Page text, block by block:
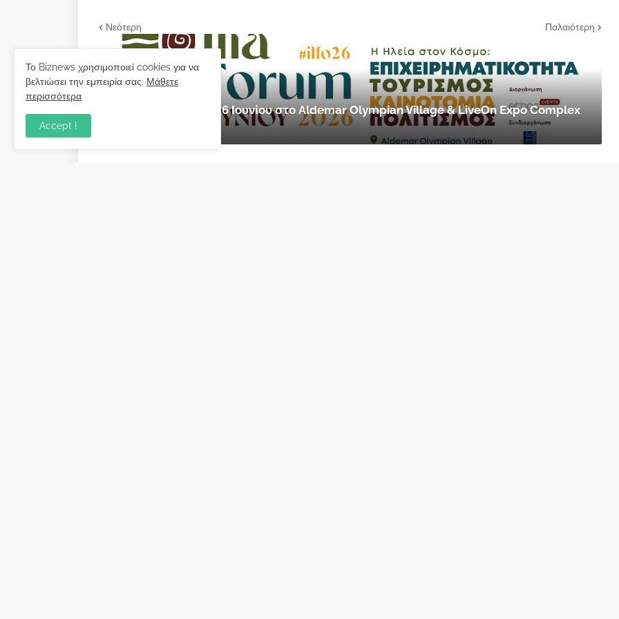
Νεότερη Παλαιότερη
εκδήλωση
Ilia Forum 2026: 5 & 6 Ιουνίου στο Aldemar Olympian Village & LiveOn Expo Complex
Το Biznews χρησιμοποιεί cookies για να
βελτιώσει την εμπειρία σας. Μάθετε
περισσότερα
Accept !